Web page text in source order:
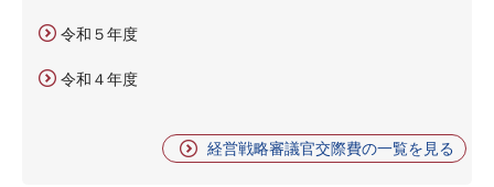
令和５年度
令和４年度
経営戦略審議官交際費の一覧を見る